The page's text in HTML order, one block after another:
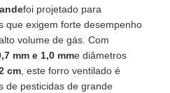
foi projetado para
que exigem forte desempenho
volume de gás. Com
mm e 1,0 mme diâmetros
cm, este forro ventilado é
de pesticidas de grande